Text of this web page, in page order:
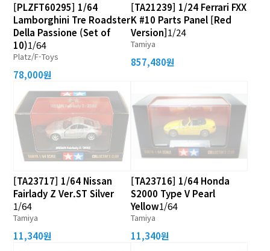
[PLZFT60295] 1/64
Lamborghini Tre Roadster
Della Passione (Set of
10)1/64
Platz/F-Toys
78,000원
[TA21239] 1/24 Ferrari FXX
K #10 Parts Panel [Red
Version]1/24
Tamiya
857,480원
[TA23717] 1/64 Nissan
Fairlady Z Ver.ST Silver
1/64
Tamiya
11,340원
[TA23716] 1/64 Honda
S2000 Type V Pearl
Yellow1/64
Tamiya
11,340원